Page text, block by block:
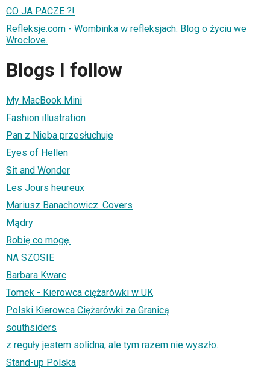
CO JA PACZE ?!
Refleksje.com - Wombinka w refleksjach. Blog o życiu we
Wroclove.
Blogs I follow
My MacBook Mini
Fashion illustration
Pan z Nieba przesłuchuje
Eyes of Hellen
Sit and Wonder
Les Jours heureux
Mariusz Banachowicz. Covers
Mądry
Robię co mogę.
NA SZOSIE
Barbara Kwarc
Tomek - Kierowca ciężarówki w UK
Polski Kierowca Ciężarówki za Granicą
southsiders
z reguły jestem solidna, ale tym razem nie wyszło.
Stand-up Polska